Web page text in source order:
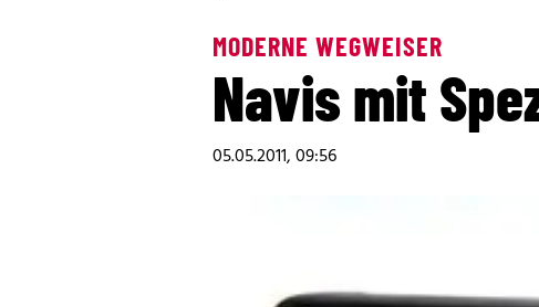
MODERNE WEGWEISER
Navis mit
05.05.2011, 09:56